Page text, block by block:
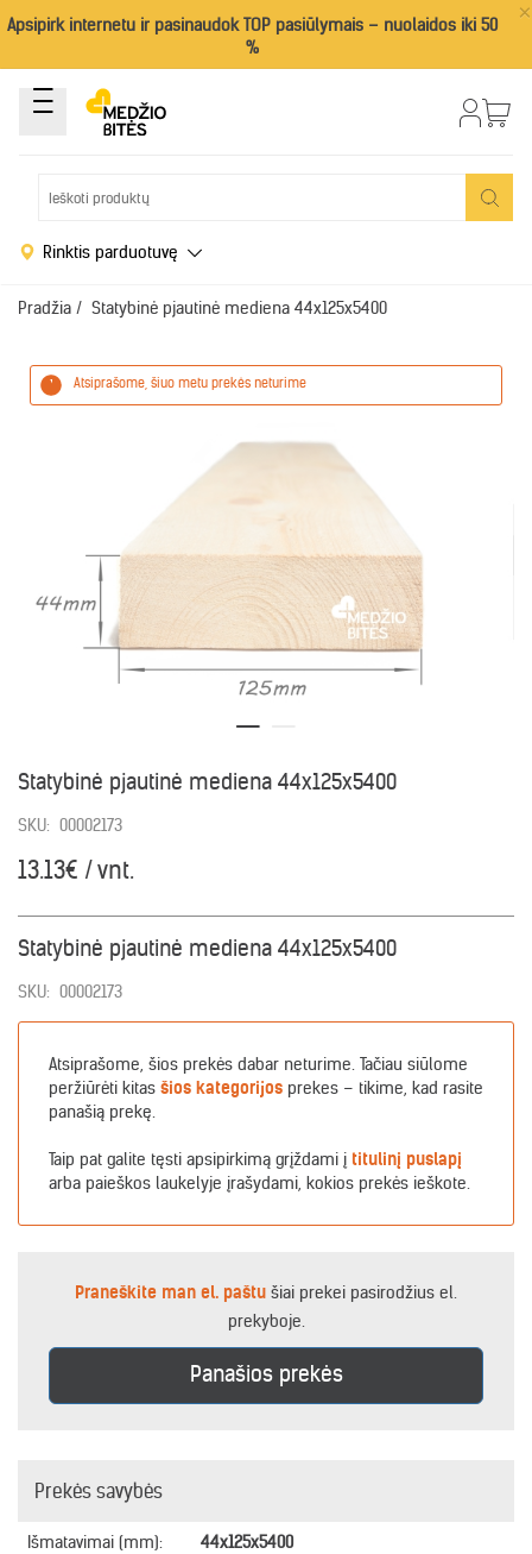
×
Apsipirk internetu ir pasinaudok TOP pasiūlymais – nuolaidos iki 50
%
Rinktis parduotuvę
Pradžia / Statybinė pjautinė mediena 44x125x5400
Atsiprašome, šiuo metu prekės neturime
Statybinė pjautinė mediena 44x125x5400
SKU: 00002173
13.13€ / vnt.
Statybinė pjautinė mediena 44x125x5400
SKU: 00002173
Atsiprašome, šios prekės dabar neturime. Tačiau siūlome
peržiūrėti kitas šios kategorijos prekes – tikime, kad rasite
panašią prekę.
Taip pat galite tęsti apsipirkimą grįždami į titulinį puslapį
arba paieškos laukelyje įrašydami, kokios prekės ieškote.
Praneškite man el. paštu šiai prekei pasirodžius el.
prekyboje.
Panašios prekės
Prekės savybės
Išmatavimai (mm):
44x125x5400